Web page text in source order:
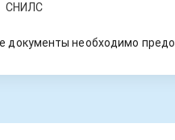
СНИЛС
документы необходимо